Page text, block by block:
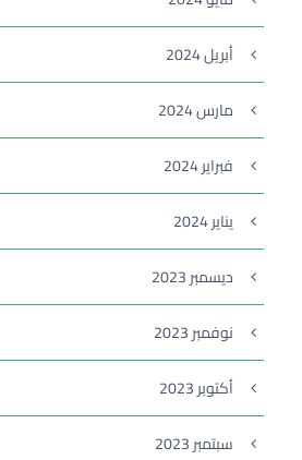
أبريل 2024
مارس 2024
فبراير 2024
يناير 2024
ديسمبر 2023
نوفمبر 2023
أكتوبر 2023
سبتمبر 2023